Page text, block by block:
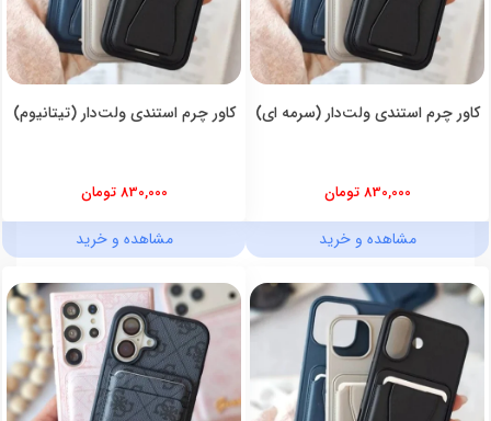
کاور چرم استندی ولت‌دار (سرمه ای)
830,000 تومان
مشاهده و خرید
کاور چرم استندی ولت‌دار (تیتانیوم)
830,000 تومان
مشاهده و خرید